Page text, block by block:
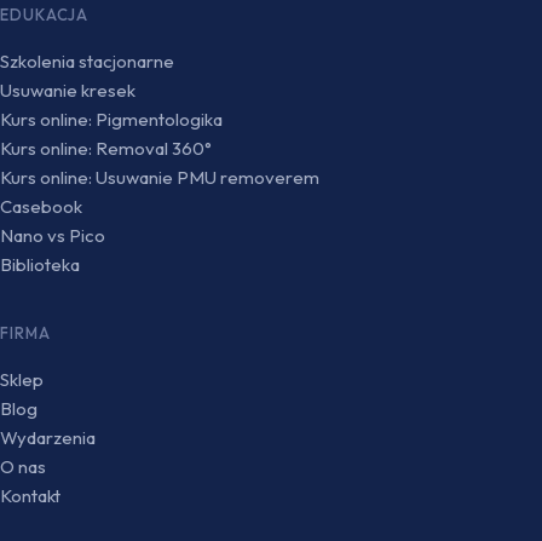
EDUKACJA
Szkolenia stacjonarne
Usuwanie kresek
Kurs online: Pigmentologika
Kurs online: Removal 360°
Kurs online: Usuwanie PMU removerem
Casebook
Nano vs Pico
Biblioteka
FIRMA
Sklep
Blog
Wydarzenia
O nas
Kontakt